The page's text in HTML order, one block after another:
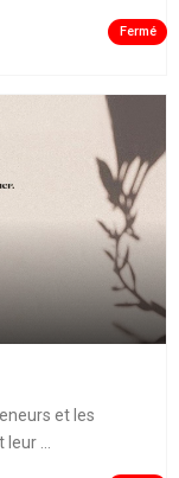
Fermé
et les
...